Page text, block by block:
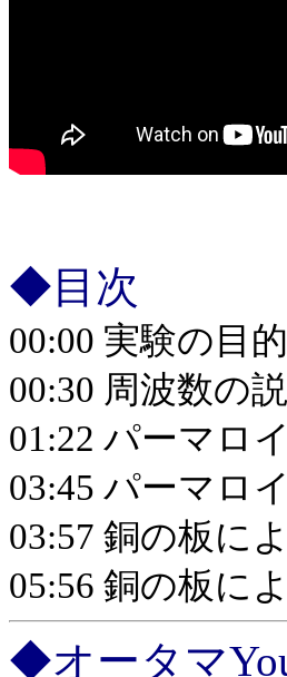
◆目次
00:00 実験の目
00:30 周波数の
01:22 パーマロ
03:45 パーマロ
03:57 銅の板に
05:56 銅の板に
◆オータマ